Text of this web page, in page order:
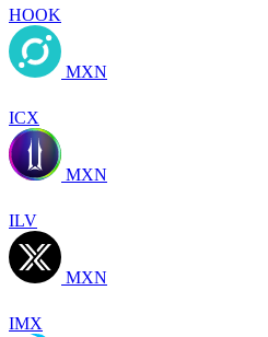
HOOK
MXN
ICX
MXN
ILV
MXN
IMX